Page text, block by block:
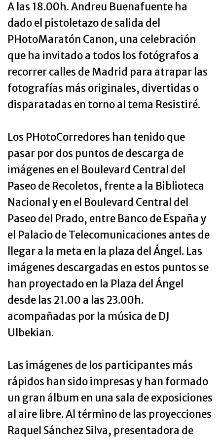
A las 18.00h. Andreu Buenafuente ha
dado el pistoletazo de salida del
PHotoMaratón Canon, una celebración
que ha invitado a todos los fotógrafos a
recorrer calles de Madrid para atrapar las
fotografías más originales, divertidas o
disparatadas en torno al tema Resistiré.
Los PHotoCorredores han tenido que
pasar por dos puntos de descarga de
imágenes en el Boulevard Central del
Paseo de Recoletos, frente a la Biblioteca
Nacional y en el Boulevard Central del
Paseo del Prado, entre Banco de España y
el Palacio de Telecomunicaciones antes de
llegar a la meta en la plaza del Ángel. Las
imágenes descargadas en estos puntos se
han proyectado en la Plaza del Ángel
desde las 21.00 a las 23.00h.
acompañadas por la música de DJ
Ulbekian.
Las imágenes de los participantes más
rápidos han sido impresas y han formado
un gran álbum en una sala de exposiciones
al aire libre. Al término de las proyecciones
Raquel Sánchez Silva, presentadora de